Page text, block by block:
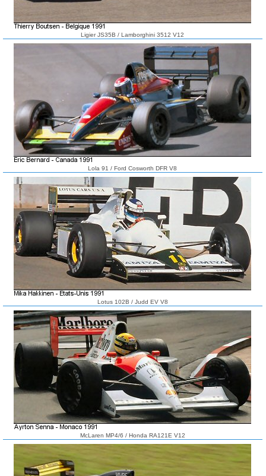
Ligier JS35B / Lamborghini 3512 V12
Lola 91 / Ford Cosworth DFR V8
Lotus 102B / Judd EV V8
McLaren MP4/6 / Honda RA121E V12